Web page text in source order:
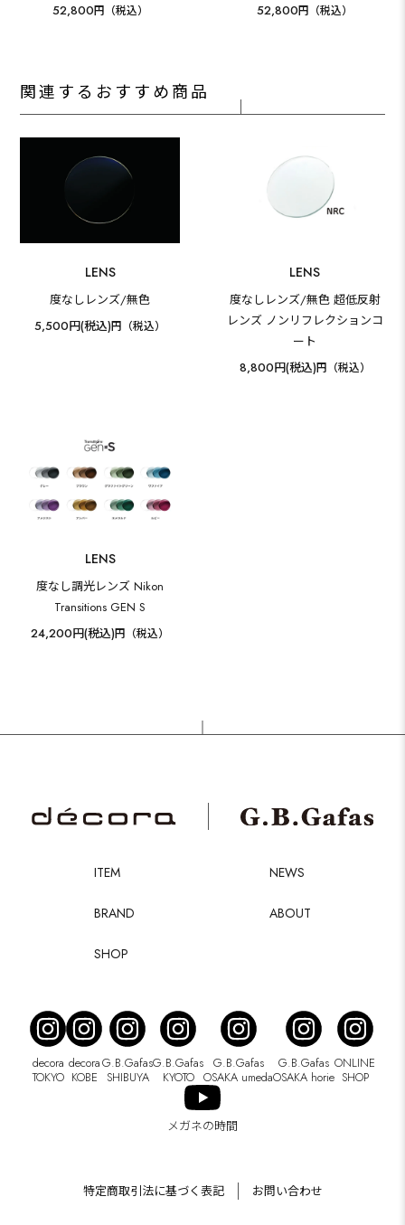
52,800円（税込）
52,800円（税込）
関連するおすすめ商品
LENS
度なしレンズ/無色
5,500円(税込)円（税込）
LENS
度なしレンズ/無色 超低反射
レンズ ノンリフレクションコ
ート
8,800円(税込)円（税込）
LENS
度なし調光レンズ Nikon
Transitions GEN S
24,200円(税込)円（税込）
ITEM
BRAND
SHOP
NEWS
ABOUT
decora
TOKYO
decora
KOBE
G.B.Gafas
SHIBUYA
G.B.Gafas
KYOTO
G.B.Gafas
OSAKA umeda
G.B.Gafas
OSAKA horie
ONLINE
SHOP
メガネの時間
特定商取引法に基づく表記 お問い合わせ